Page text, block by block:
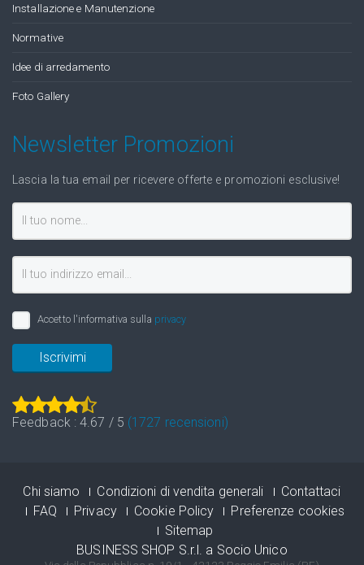
Installazione e Manutenzione
Normative
Idee di arredamento
Foto Gallery
Newsletter Promozioni
Lascia la tua email per ricevere offerte e promozioni esclusive!
Accetto l'informativa sulla privacy
Iscrivimi
Feedback :4.67 / 5 (1727 recensioni)
Chi siamo Condizioni di vendita generali
Contattaci
FAQ
Privacy Cookie Policy
Preferenze cookies
Sitemap
BUSINESS SHOP S.r.l. a Socio Unico